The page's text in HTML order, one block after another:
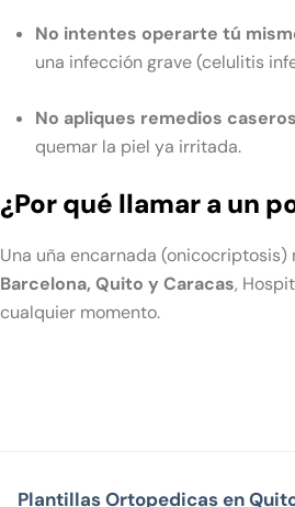
No intentes operarte tú
una infección grave (celulitis
No apliques remedios
quemar la piel ya irritada.
¿Por qué llamar a un
Una uña encarnada
Barcelona, Quito y Caracas,
cualquier momento.
Plantillas Ortopedicas en